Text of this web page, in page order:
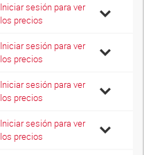
Iniciar sesión para ver
los precios
Iniciar sesión para ver
los precios
Iniciar sesión para ver
los precios
Iniciar sesión para ver
los precios